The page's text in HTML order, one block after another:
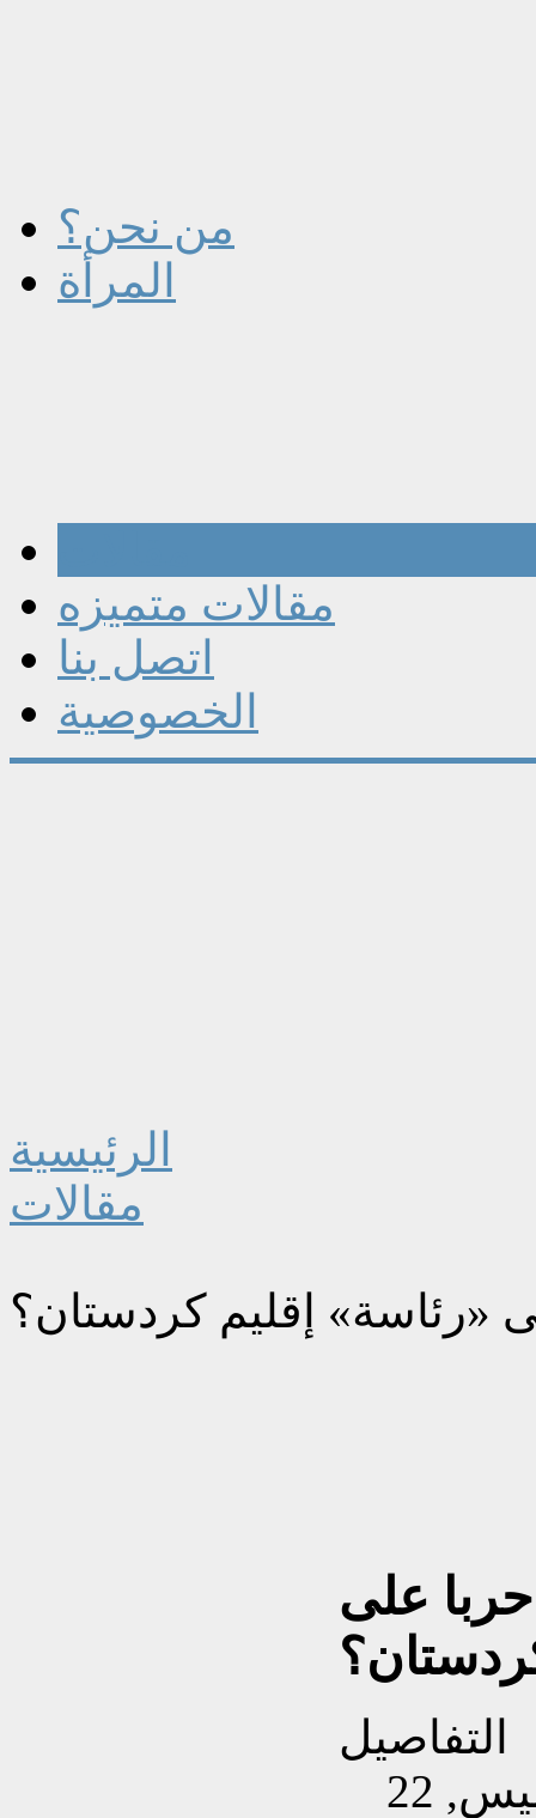
من نحن؟
المرأة
مقالات متميزه
اتصل بنا
الخصوصية
الرئيسية
مقالات
«رئاسة» إقليم كردستان؟
على
التفاصيل
تم إنشاءه بتاريخ الخميس, 22